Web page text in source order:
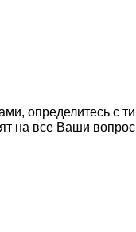
определитесь с
на все Ваши